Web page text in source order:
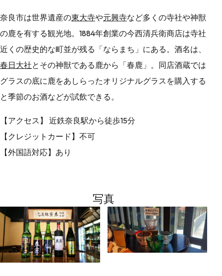
奈良市は世界遺産の東大寺や元興寺など多くの寺社や神獣
の鹿を有する観光地。1884年創業の今西清兵衛商店は寺社
近くの歴史的な町並が残る「ならまち」にある。酒名は、
春日大社とその神獣である鹿から「春鹿」。同店酒蔵では
グラスの底に鹿をあしらったオリジナルグラスを購入する
と季節のお酒などが試飲できる。
【アクセス】 近鉄奈良駅から徒歩15分
【クレジットカード】不可
【外国語対応】あり
写真